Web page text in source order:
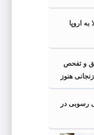
اروپا
و تفحص
هنوز
رسوبی در